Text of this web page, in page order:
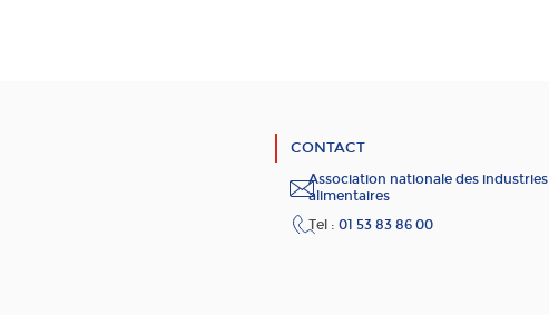
CONTACT
Association nationale des industries
alimentaires
Tel : 01 53 83 86 00